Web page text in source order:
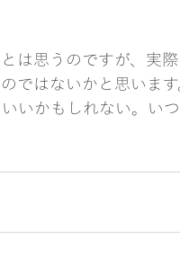
は思うのですが、実
ではないかと思いま
いかもしれない。い